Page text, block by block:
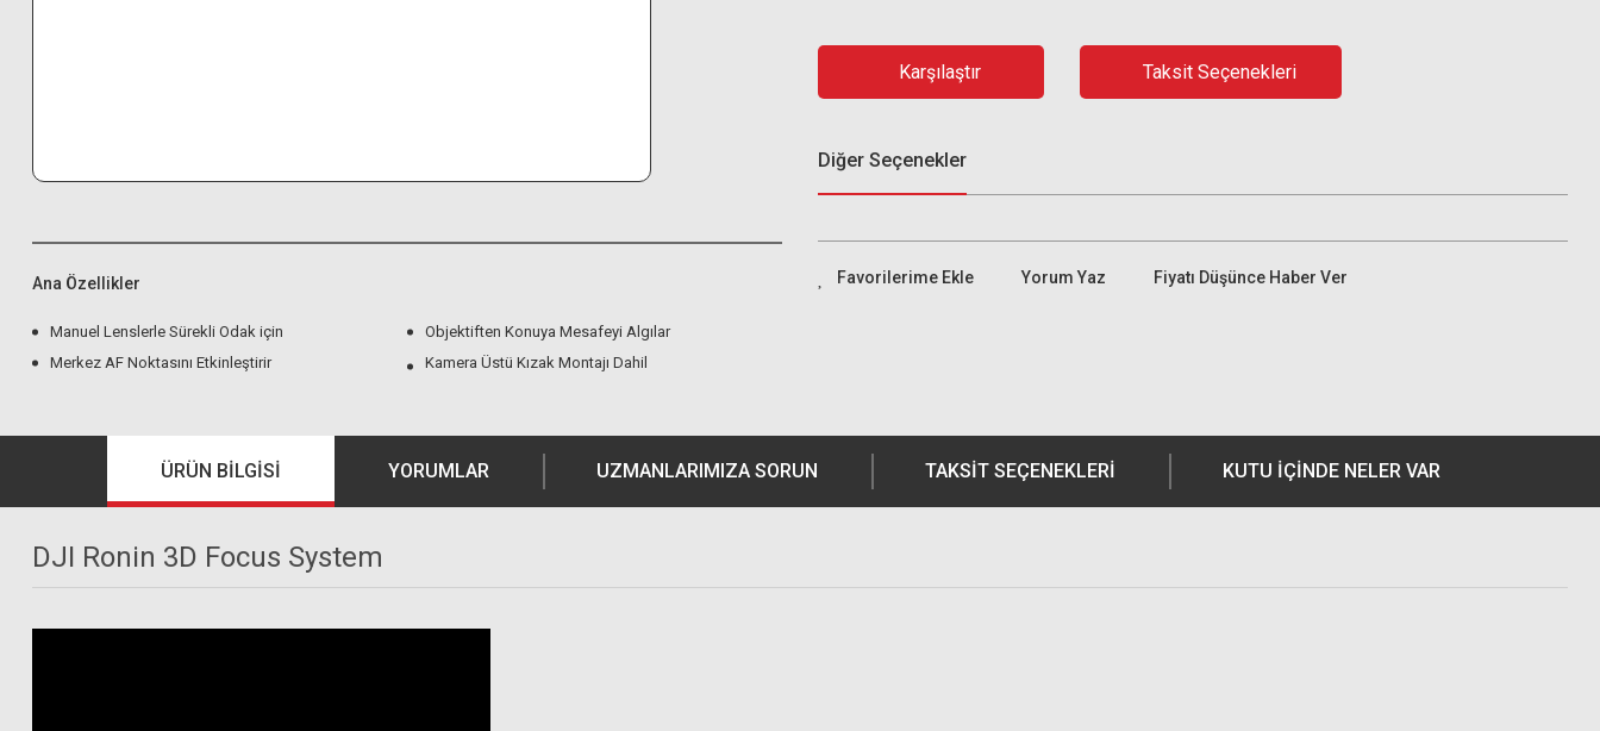
Ana Özellikler
Manuel Lenslerle Sürekli Odak için
Objektiften Konuya Mesafeyi Algılar
Merkez AF Noktasını Etkinleştirir
Kamera Üstü Kızak Montajı Dahil
Karşılaştır Taksit Seçenekleri
Diğer Seçenekler
Yorum Yaz Fiyatı Düşünce Haber Ver
ÜRÜN BILGISI YORUMLAR UZMANLARIMIZA SORUN TAKSIT SEÇENEKLERI KUTU İÇİNDE NELER VAR
DJI Ronin 3D Focus System